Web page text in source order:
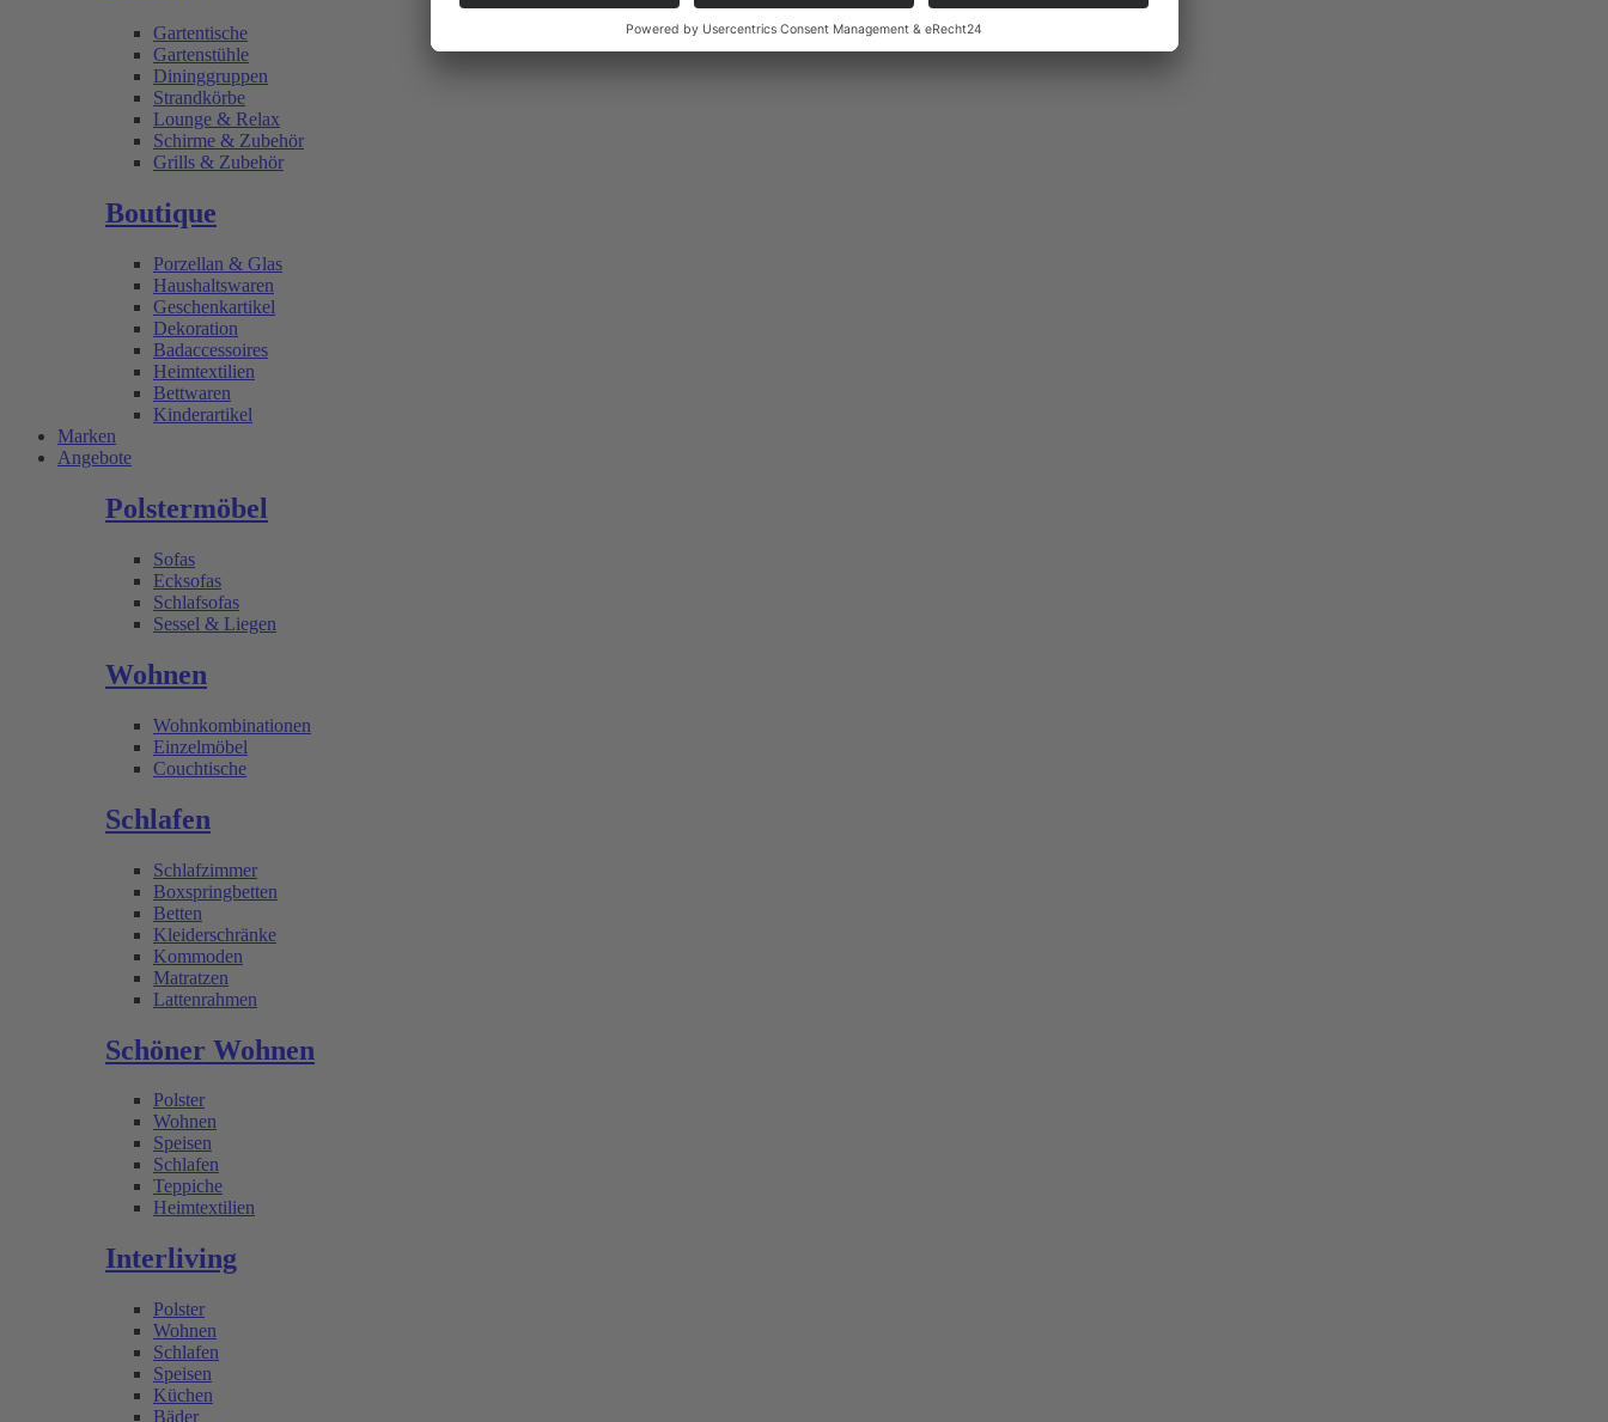
Gartentische
Gartenstühle
Dininggruppen
Strandkörbe
Lounge & Relax
Schirme & Zubehör
Grills & Zubehör
Boutique
Porzellan & Glas
Haushaltswaren
Geschenkartikel
Dekoration
Badaccessoires
Heimtextilien
Bettwaren
Kinderartikel
Marken
Angebote
Polstermöbel
Sofas
Ecksofas
Schlafsofas
Sessel & Liegen
Wohnen
Wohnkombinationen
Einzelmöbel
Couchtische
Schlafen
Schlafzimmer
Boxspringbetten
Betten
Kleiderschränke
Kommoden
Matratzen
Lattenrahmen
Schöner Wohnen
Polster
Wohnen
Speisen
Schlafen
Teppiche
Heimtextilien
Interliving
Polster
Wohnen
Schlafen
Speisen
Küchen
Bäder